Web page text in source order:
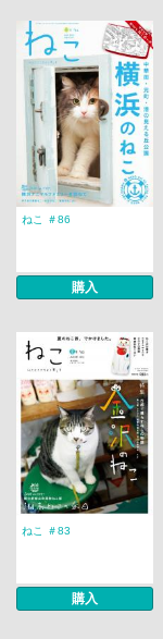
ねこ ＃86
購入
ねこ ＃83
購入